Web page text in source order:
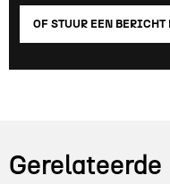
OF STUUR EEN BERICHT